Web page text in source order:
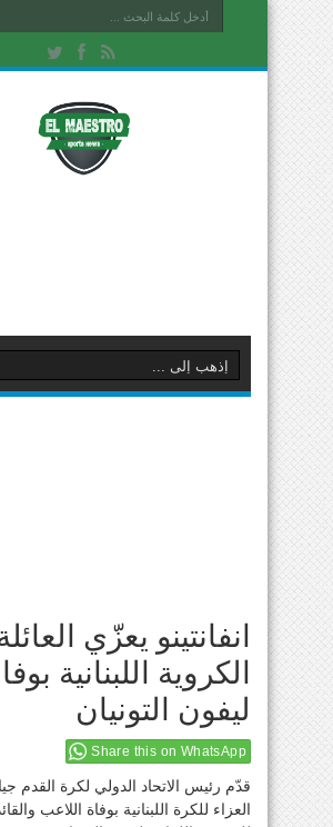
انفانتينو يعزّي
الكروية اللبنانية
ليفون التونيان
Share this on WhatsApp
قدّم رئيس الاتحاد الدولي لكرة القدم
العزاء للكرة اللبنانية بوفاة اللاعب